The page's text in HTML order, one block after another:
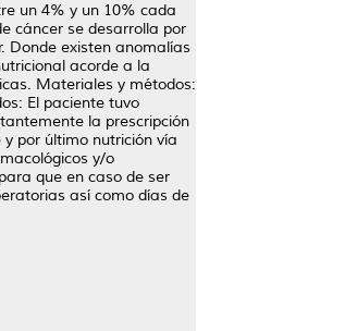
un 4% y un 10% cada
cáncer se desarrolla por
Donde existen anomalías
acorde a la
Materiales y métodos:
El paciente tuvo
la prescripción
por último nutrición vía
y/o
que en caso de ser
así como días de